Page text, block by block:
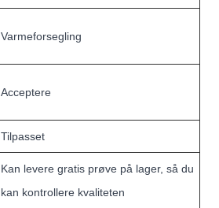
Varmeforsegling
Acceptere
Tilpasset
Kan levere gratis prøve på lager, så du
kan kontrollere kvaliteten